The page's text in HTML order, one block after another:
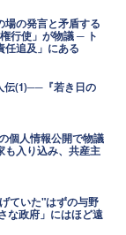
場の発言と矛盾する
行使」が物議 ─ ト
任追及」にある
伝(1)──『若き日の
個人情報公開で物議
も入り込み、共産主
ていた"はずの与野
な政府」にはほど遠